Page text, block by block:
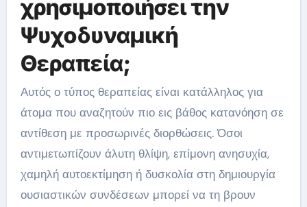
χρησιμοποιήσει την
Ψυχοδυναμική
Θεραπεία;
Αυτός ο τύπος θεραπείας είναι κατάλληλος για
άτομα που αναζητούν πιο εις βάθος κατανόηση σε
αντίθεση με προσωρινές διορθώσεις. Όσοι
αντιμετωπίζουν άλυτη θλίψη, επίμονη ανησυχία,
χαμηλή αυτοεκτίμηση ή δυσκολία στη δημιουργία
ουσιαστικών συνδέσεων μπορεί να τη βρουν